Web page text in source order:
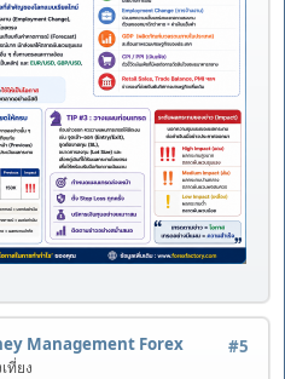
#5
Management Forex
ที่ยง